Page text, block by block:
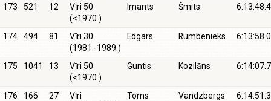
173 521 12
Vīri 50
(<1970.)
Imants Šmits 6:13:48.4
174 494 81
Vīri 30
(1981.-1989.)
Edgars Rumbenieks 6:13:58.0
175 1041 13
Vīri 50
(<1970.)
Guntis Kozilāns 6:14:07.7
176 166 27
Vīri
Toms Vandzbergs 6:14:51.3